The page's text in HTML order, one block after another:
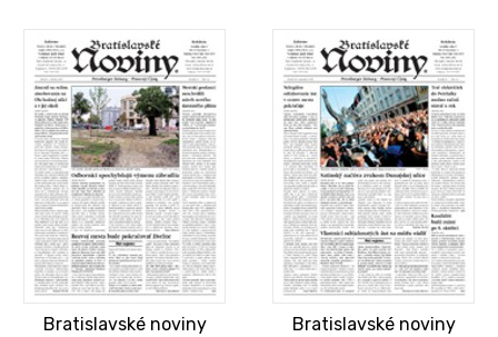
Bratislavské noviny
Bratislavské noviny